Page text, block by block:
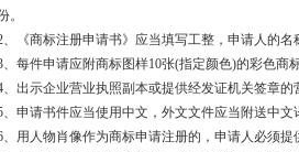
。
、《商标注册申请书》应当填写工整，申请人的名
、每件申请应附商标图样10张(指定颜色)的彩色商
、出示企业营业执照副本或提供经发证机关签章
、申请书件应当使用中文，外文文件应当附送中文
、用人物肖像作为商标申请注册的，申请人必须提